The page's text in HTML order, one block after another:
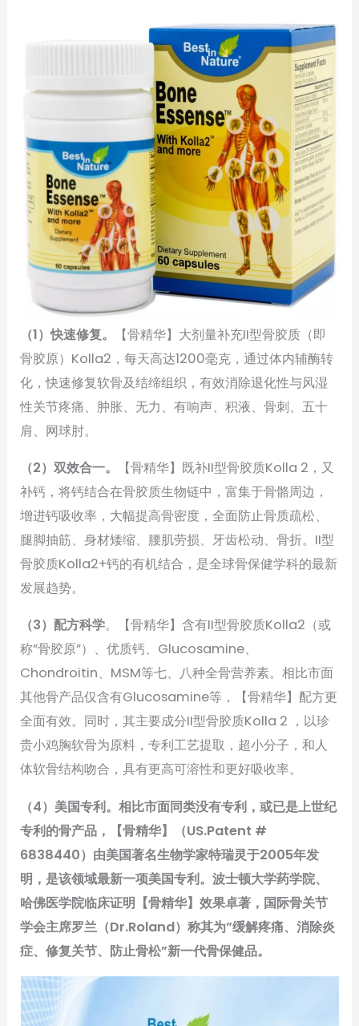
（1）快速修复。
【骨精华】大剂量补充II型骨胶质（即
骨胶原）Kolla2，每天高达1200毫克，通过体内辅酶转
化，快速修复软骨及结缔组织，有效消除退化性与风湿
性关节疼痛、肿胀、无力、有响声、积液、骨刺、五十
肩、网球肘。
（2）双效合一。
【骨精华】既补II型骨胶质Kolla 2，又
补钙，将钙结合在骨胶质生物链中，富集于骨骼周边，
增进钙吸收率，大幅提高骨密度，全面防止骨质疏松、
腿脚抽筋、身材矮缩、腰肌劳损、牙齿松动、骨折。II型
骨胶质Kolla2+钙的有机结合，是全球骨保健学科的最新
发展趋势。
（3）配方科学。【骨精华】含有II型骨胶质Kolla2（或
称”骨胶原”）、优质钙、Glucosamine、
Chondroitin、MSM等七、八种全骨营养素。相比市面
其他骨产品仅含有Glucosamine等，【骨精华】配方更
全面有效。同时，其主要成分II型骨胶质Kolla 2 ，以珍
贵小鸡胸软骨为原料，专利工艺提取，超小分子，和人
体软骨结构吻合，具有更高可溶性和更好吸收率。
（4）美国专利。相比市面同类没有专利，或已是上世纪
专利的骨产品，【骨精华】（US.Patent #
6838440）由美国著名生物学家特瑞灵于2005年发
明，是该领域最新一项美国专利。波士顿大学药学院、
哈佛医学院临床证明【骨精华】效果卓著，国际骨关节
学会主席罗兰（Dr.Roland）称其为”缓解疼痛、消除炎
症、修复关节、防止骨松”新一代骨保健品。